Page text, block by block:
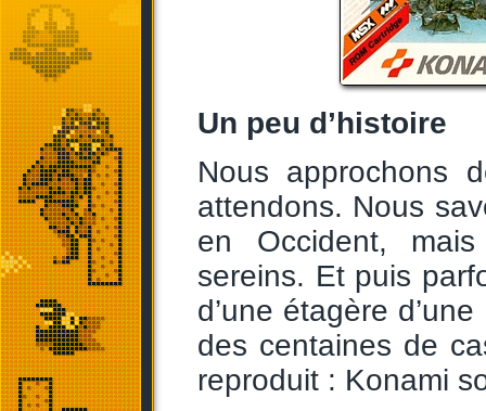
Un peu d’histoire
Nous approchons
attendons. Nous
en Occident,
sereins. Et puis
d’une étagère
des centaines de
reproduit : Konami